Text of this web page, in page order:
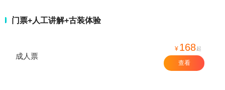
门票+人工讲解+古装体验
成人票
¥ 168起
查看